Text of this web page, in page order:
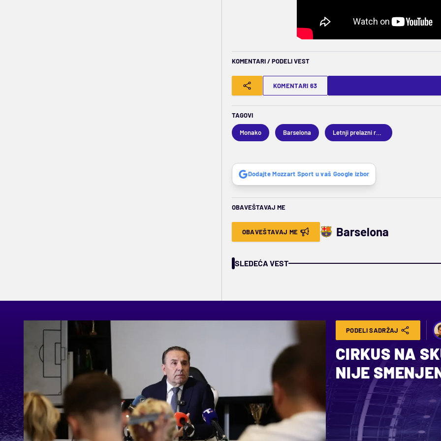
KOMENTARI / PODELI VEST
KOMENTARI 63
TAGOVI
Monako Barselona Letnji prelazni rok 2026
Dodajte Mozzart Sport u vaš Google izbor
OBAVEŠTAVAJ ME
OBAVEŠTAVAJ ME Barselona
SLEDEĆA VEST
PODELI SADRŽAJ
CIRKUS NA
NIJE